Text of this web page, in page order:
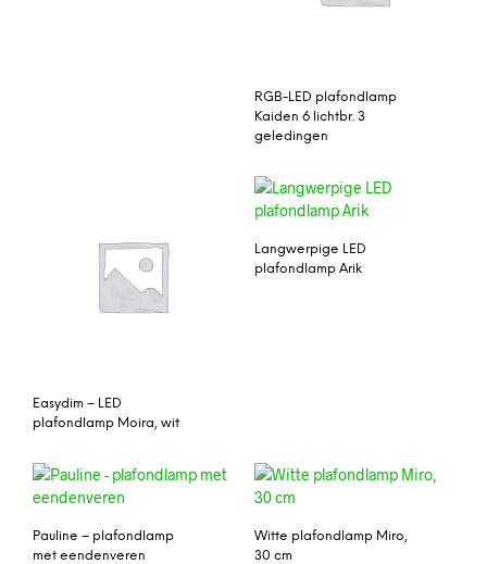
RGB-LED plafondlamp
Kaiden 6 lichtbr. 3
geledingen
Easydim – LED
plafondlamp Moira, wit
Langwerpige LED
plafondlamp Arik
Pauline – plafondlamp
met eendenveren
Witte plafondlamp Miro,
30 cm